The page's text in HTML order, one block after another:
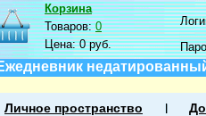
Корзина
Товаров:0
Цена:0 руб.
Личное пространство